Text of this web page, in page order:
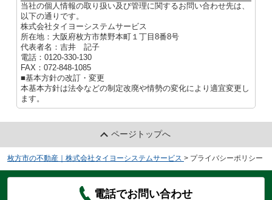
当社の個人情報の取り扱い及び管理に関するお問い合わせ先は、
以下の通りです。
株式会社タイヨーシステムサービス
所在地：大阪府枚方市禁野本町１丁目8番8号
代表者名：吉井 記子
電話：0120-330-130
FAX：072-848-1085
■基本方針の改訂・変更
本基本方針は法令などの制定改廃や情勢の変化により適宜変更し
ます。
ページトップへ
枚方市の不動産｜株式会社タイヨーシステムサービス > プライバシーポリシー
電話でお問い合わせ